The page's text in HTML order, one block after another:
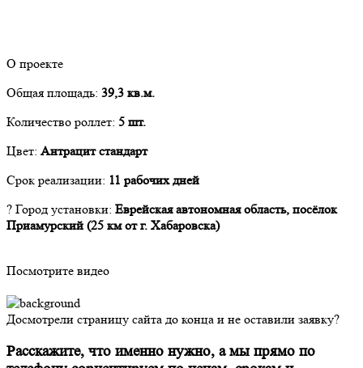
О проекте
Общая площадь: 39,3 кв.м.
Количество роллет: 5 шт.
Цвет: Антрацит стандарт
Срок реализации: 11 рабочих дней
? Город установки: Еврейская автономная область, посёлок
Приамурский (25 км от г. Хабаровска)
Посмотрите видео
Досмотрели страницу сайта до конца и не оставили заявку?
Расскажите, что именно нужно, а мы прямо по